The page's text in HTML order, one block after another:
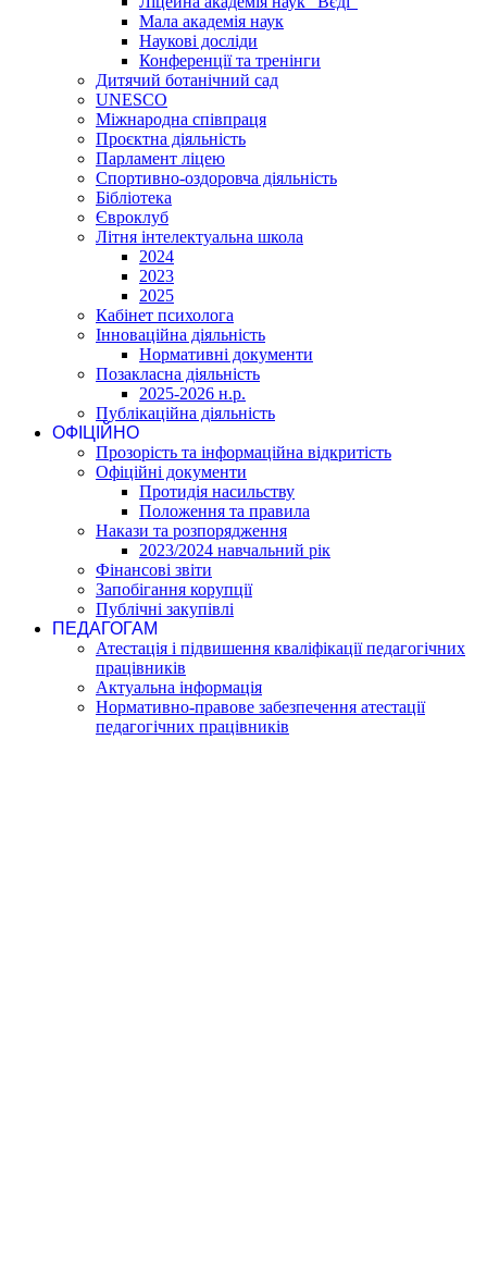
Мала академія наук
Наукові досліди
Конференції та тренінги
Дитячий ботанічний сад
UNESCO
Міжнародна співпраця
Проєктна діяльність
Парламент ліцею
Спортивно-оздоровча діяльність
Бібліотека
Євроклуб
Літня інтелектуальна школа
2024
2023
2025
Кабінет психолога
Інноваційна діяльність
Нормативні документи
Позакласна діяльність
2025-2026 н.р.
Публікаційна діяльність
ОФІЦІЙНО
Прозорість та інформаційна відкритість
Офіційні документи
Протидія насильству
Положення та правила
Накази та розпорядження
2023/2024 навчальний рік
Фінансові звіти
Запобігання корупції
Публічні закупівлі
ПЕДАГОГАМ
Атестація і підвишення кваліфікації педагогічних
працівників
Актуальна інформація
Нормативно-правове забезпечення атестації
педагогічних працівників